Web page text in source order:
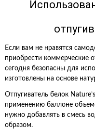
Если вам не нравятся
приобрести коммерческие
сегодня безопасны для
изготовлены на основе
Отпугиватель белок
применению баллоне
нужно добавлять в смесь
образом.